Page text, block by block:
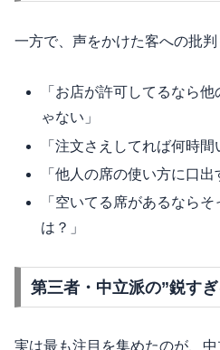
一方で、声をかけた客への批判
「お店が許可してるなら
ゃない」
「注文さえしてれば何時間
「他人の席の使い方に口出
「空いてる席があるなら
は？」
第三者・中立派の”鋭す
実は最も注目を集めたのが、